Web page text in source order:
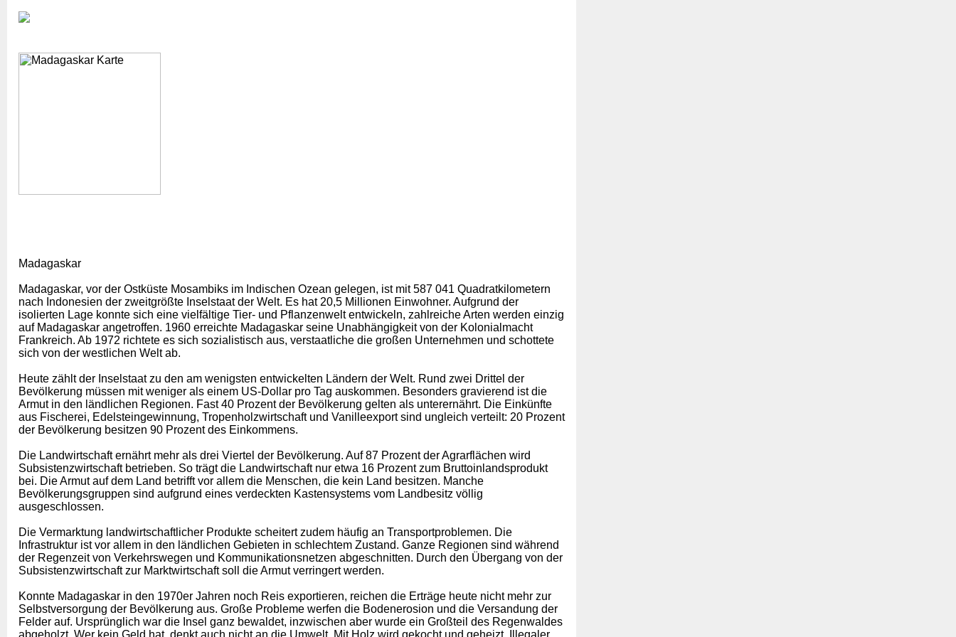
Madagaskar
Madagaskar, vor der Ostküste Mosambiks im Indischen Ozean gelegen, ist mit 587 041 Quadratkilometern
nach Indonesien der zweitgrößte Inselstaat der Welt. Es hat 20,5 Millionen Einwohner. Aufgrund der
isolierten Lage konnte sich eine vielfältige Tier- und Pflanzenwelt entwickeln, zahlreiche Arten werden einzig
auf Madagaskar angetroffen. 1960 erreichte Madagaskar seine Unabhängigkeit von der Kolonialmacht
Frankreich. Ab 1972 richtete es sich sozialistisch aus, verstaatliche die großen Unternehmen und schottete
sich von der westlichen Welt ab.
Heute zählt der Inselstaat zu den am wenigsten entwickelten Ländern der Welt. Rund zwei Drittel der
Bevölkerung müssen mit weniger als einem US-Dollar pro Tag auskommen. Besonders gravierend ist die
Armut in den ländlichen Regionen. Fast 40 Prozent der Bevölkerung gelten als unterernährt. Die Einkünfte
aus Fischerei, Edelsteingewinnung, Tropenholzwirtschaft und Vanilleexport sind ungleich verteilt: 20 Prozent
der Bevölkerung besitzen 90 Prozent des Einkommens.
Die Landwirtschaft ernährt mehr als drei Viertel der Bevölkerung. Auf 87 Prozent der Agrarflächen wird
Subsistenzwirtschaft betrieben. So trägt die Landwirtschaft nur etwa 16 Prozent zum Bruttoinlandsprodukt
bei. Die Armut auf dem Land betrifft vor allem die Menschen, die kein Land besitzen. Manche
Bevölkerungsgruppen sind aufgrund eines verdeckten Kastensystems vom Landbesitz völlig
ausgeschlossen.
Die Vermarktung landwirtschaftlicher Produkte scheitert zudem häufig an Transportproblemen. Die
Infrastruktur ist vor allem in den ländlichen Gebieten in schlechtem Zustand. Ganze Regionen sind während
der Regenzeit von Verkehrswegen und Kommunikationsnetzen abgeschnitten. Durch den Übergang von der
Subsistenzwirtschaft zur Marktwirtschaft soll die Armut verringert werden.
Konnte Madagaskar in den 1970er Jahren noch Reis exportieren, reichen die Erträge heute nicht mehr zur
Selbstversorgung der Bevölkerung aus. Große Probleme werfen die Bodenerosion und die Versandung der
Felder auf. Ursprünglich war die Insel ganz bewaldet, inzwischen aber wurde ein Großteil des Regenwaldes
abgeholzt. Wer kein Geld hat, denkt auch nicht an die Umwelt. Mit Holz wird gekocht und geheizt. Illegaler